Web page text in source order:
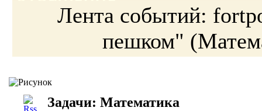
Лента событий:
пешком"
Задачи: Математика